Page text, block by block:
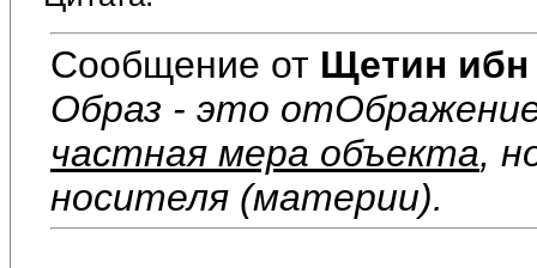
Сообщение от Щетин ибн
Образ - это
частная мера объекта,
носителя (материи).